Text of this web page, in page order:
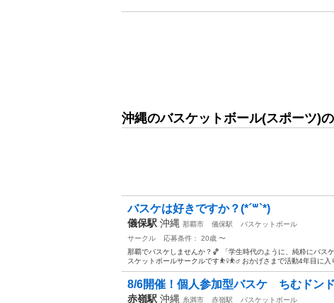
沖縄のバスケットボール(スポーツ)
バスケは好きですか？(*´꒳`*)
儀保駅 沖縄 那覇市 儀保駅
バスケットボール
サークル
応募条件： 20歳 〜
那覇でバスケしませんか？🏀 「学生時代のように、純粋にバス
スケットボールサークルです⛹️‍♀️⛹️‍♂️ おかげさまで活動4年目に入
8/6開催！個人参加型バスケ ちむドン
赤嶺駅 沖縄 糸満市 赤嶺駅 バスケットボール